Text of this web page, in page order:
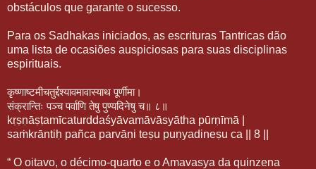
obstáculos que garante o sucesso.
Para os Sadhakas iniciados, as escrituras Tantricas dão
uma lista de ocasiões auspiciosas para suas disciplinas
espirituais.
कृष्णाष्टमीचतुर्द्दश्यावमावास्याथ पूर्णीमा।
संक्रान्तिः पञ्च पर्वाणि तेषु पुण्यदिनेषु च॥ ८॥
kṛṣṇāṣṭamīcaturddaśyāvamāvāsyātha pūrṇīmā |
saṁkrāntiḥ pañca parvāṇi teṣu puṇyadineṣu ca || 8 ||
“ O oitavo, o décimo-quarto e o Amavasya da quinzena